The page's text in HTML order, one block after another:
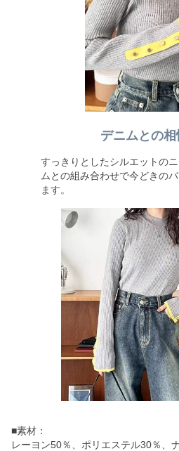
デニムとの
すっきりとしたシルエットの
ムとの組み合わせで今どきの
ます。
■素材：
レーヨン50％、ポリエステル30％、